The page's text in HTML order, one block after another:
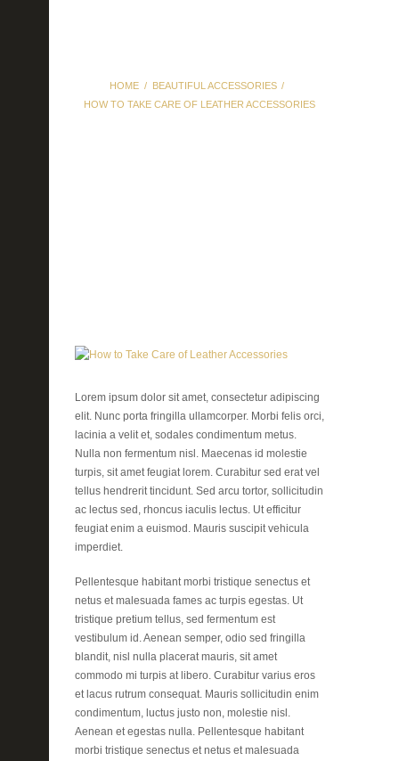
HOME
BEAUTIFUL ACCESSORIES
HOW TO TAKE CARE OF LEATHER ACCESSORIES
Lorem ipsum dolor sit amet, consectetur adipiscing
elit. Nunc porta fringilla ullamcorper. Morbi felis orci,
lacinia a velit et, sodales condimentum metus.
Nulla non fermentum nisl. Maecenas id molestie
turpis, sit amet feugiat lorem. Curabitur sed erat vel
tellus hendrerit tincidunt. Sed arcu tortor, sollicitudin
ac lectus sed, rhoncus iaculis lectus. Ut efficitur
feugiat enim a euismod. Mauris suscipit vehicula
imperdiet.
Pellentesque habitant morbi tristique senectus et
netus et malesuada fames ac turpis egestas. Ut
tristique pretium tellus, sed fermentum est
vestibulum id. Aenean semper, odio sed fringilla
blandit, nisl nulla placerat mauris, sit amet
commodo mi turpis at libero. Curabitur varius eros
et lacus rutrum consequat. Mauris sollicitudin enim
condimentum, luctus justo non, molestie nisl.
Aenean et egestas nulla. Pellentesque habitant
morbi tristique senectus et netus et malesuada